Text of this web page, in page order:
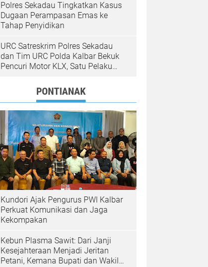
Polres Sekadau Tingkatkan Kasus
Dugaan Perampasan Emas ke
Tahap Penyidikan
URC Satreskrim Polres Sekadau
dan Tim URC Polda Kalbar Bekuk
Pencuri Motor KLX, Satu Pelaku
PONTIANAK
Kundori Ajak Pengurus PWI Kalbar
Perkuat Komunikasi dan Jaga
Kekompakan
Kebun Plasma Sawit: Dari Janji
Kesejahteraan Menjadi Jeritan
Petani, Kemana Bupati dan Wakil